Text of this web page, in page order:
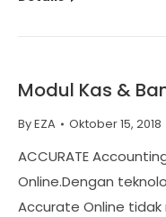
Modul Kas &
ByEZA Oktober 15, 2018
ACCURATE
Online.Dengan
Accurate Online